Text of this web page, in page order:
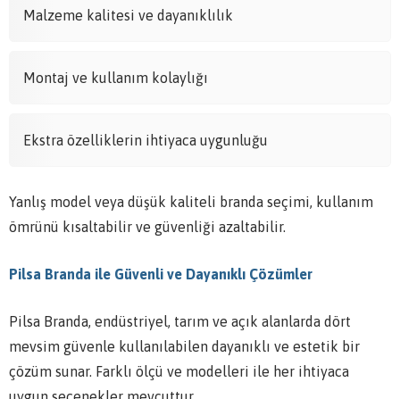
Malzeme kalitesi ve dayanıklılık
Montaj ve kullanım kolaylığı
Ekstra özelliklerin ihtiyaca uygunluğu
Yanlış model veya düşük kaliteli branda seçimi, kullanım
ömrünü kısaltabilir ve güvenliği azaltabilir.
Pilsa Branda ile Güvenli ve Dayanıklı Çözümler
Pilsa Branda, endüstriyel, tarım ve açık alanlarda dört
mevsim güvenle kullanılabilen dayanıklı ve estetik bir
çözüm sunar. Farklı ölçü ve modelleri ile her ihtiyaca